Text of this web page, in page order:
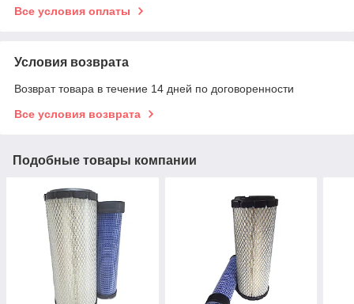
Все условия оплаты
Условия возврата
Возврат товара в течение 14 дней по договоренности
Все условия возврата
Подобные товары компании